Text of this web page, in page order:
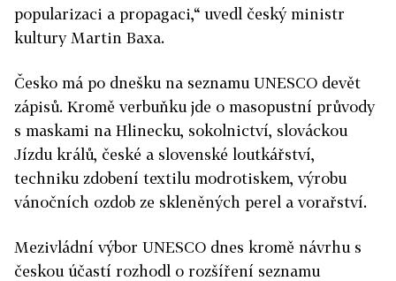
popularizaci a propagaci,“ uvedl český ministr
kultury Martin Baxa.
Česko má po dnešku na seznamu UNESCO devět
zápisů. Kromě verbuňku jde o masopustní průvody
s maskami na Hlinecku, sokolnictví, slováckou
Jízdu králů, české a slovenské loutkářství,
techniku zdobení textilu modrotiskem, výrobu
vánočních ozdob ze skleněných perel a vorařství.
Mezivládní výbor UNESCO dnes kromě návrhu s
českou účastí rozhodl o rozšíření seznamu